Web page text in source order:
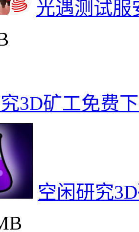
服安卓下载
3D矿工免费